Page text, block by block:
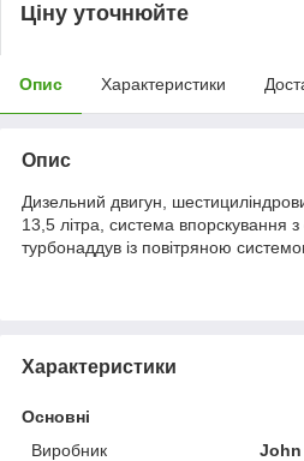
Ціну уточнюйте
Опис Характеристики
Опис
Дизельний двигун,
13,5 літра, система впорскування
турбонаддув із повітряною
Характеристики
Основні
Виробник
John